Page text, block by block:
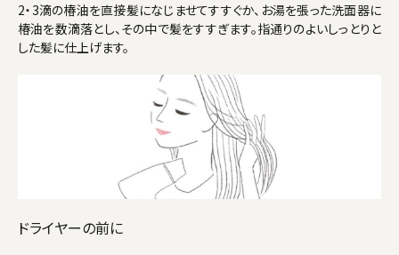
2・3滴の椿油を直接髪になじませてすすぐか、お湯を張った洗面器に
椿油を数滴落とし、その中で髪をすすぎます。指通りのよいしっとりと
した髪に仕上げます。
ドライヤーの前に